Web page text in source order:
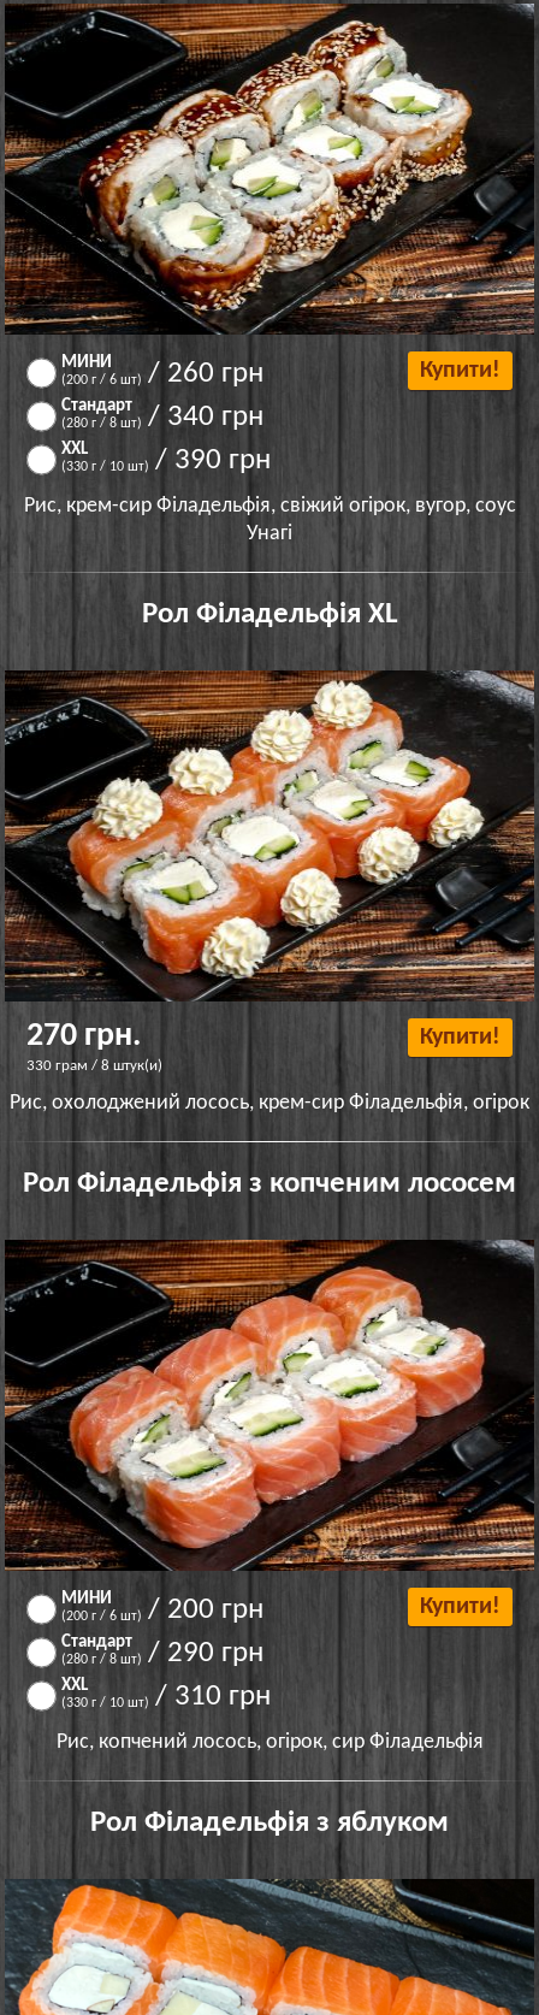
МИНИ
(200 г / 6 шт) / 260 грн
Стандарт
(280 г / 8 шт) / 340 грн
XXL
(330 г / 10 шт) / 390 грн
Купити!
Рис, крем-сир Філадельфія, свіжий огірок, вугор, соус
Унагі
Рол Філадельфія XL
270 грн.
330 грам / 8 штук(и)
Купити!
Рис, охолоджений лосось, крем-сир Філадельфія, огірок
Рол Філадельфія з копченим лососем
МИНИ
(200 г / 6 шт) / 200 грн
Стандарт
(280 г / 8 шт) / 290 грн
XXL
(330 г / 10 шт) / 310 грн
Купити!
Рис, копчений лосось, огірок, сир Філадельфія
Рол Філадельфія з яблуком